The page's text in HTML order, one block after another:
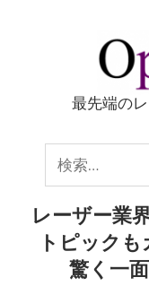
ッ
Optinews
最先端の
索:
レーザー業
トピック
驚く一